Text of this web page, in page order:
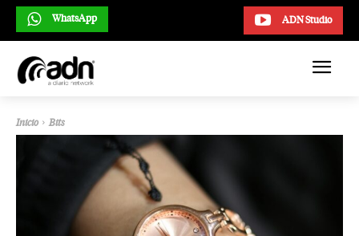
ADN Studio
WhatsApp
Inicio Bits